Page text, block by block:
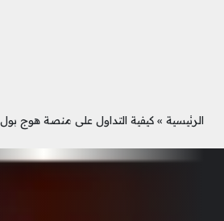
الرئيسية » كيفية التداول على منصة هوج بول hoogpool